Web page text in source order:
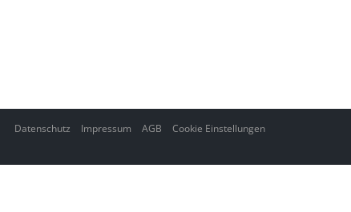
Datenschutz Impressum AGB Cookie Einstellungen